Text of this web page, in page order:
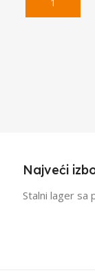
Najveći
Stalni lager sa